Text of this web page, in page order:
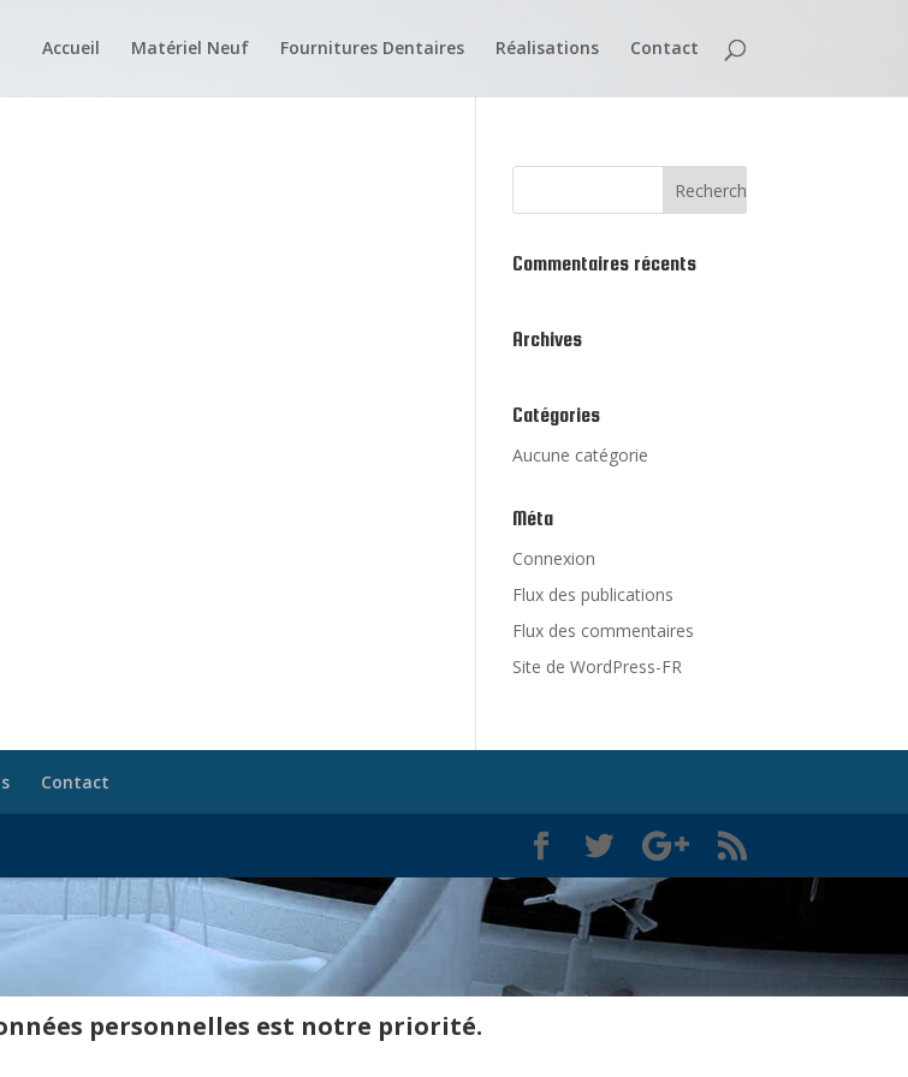
Accueil Matériel Neuf Fournitures Dentaires Réalisations Contact
Commentaires récents
Archives
Catégories
Aucune catégorie
Méta
Connexion
Flux des publications
Flux des commentaires
Site de WordPress-FR
Contact
personnelles est notre priorité.